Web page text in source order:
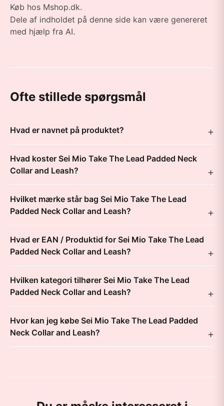
Køb hos Mshop.dk.
Dele af indholdet på denne side kan være genereret
med hjælp fra AI.
Ofte stillede spørgsmål
Hvad er navnet på produktet?
Hvad koster Sei Mio Take The Lead Padded Neck
Collar and Leash?
Hvilket mærke står bag Sei Mio Take The Lead
Padded Neck Collar and Leash?
Hvad er EAN / Produktid for Sei Mio Take The Lead
Padded Neck Collar and Leash?
Hvilken kategori tilhører Sei Mio Take The Lead
Padded Neck Collar and Leash?
Hvor kan jeg købe Sei Mio Take The Lead Padded
Neck Collar and Leash?